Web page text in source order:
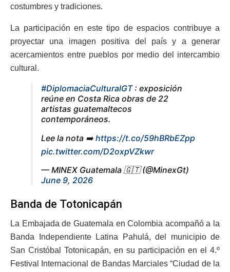
costumbres y tradiciones.
La participación en este tipo de espacios contribuye a
proyectar una imagen positiva del país y a generar
acercamientos entre pueblos por medio del intercambio
cultural.
#DiplomaciaCulturalGT: exposición
reúne en Costa Rica obras de 22
artistas guatemaltecos
contemporáneos.
Lee la nota ➡️ https://t.co/59hBRbEZpp
pic.twitter.com/D2oxpVZkwr
— MINEX Guatemala 🇬🇹 (@MinexGt)
June 9, 2026
Banda de Totonicapán
La Embajada de Guatemala en Colombia acompañó a la
Banda Independiente Latina Pahulá, del municipio de
San Cristóbal Totonicapán, en su participación en el 4.º
Festival Internacional de Bandas Marciales “Ciudad de la